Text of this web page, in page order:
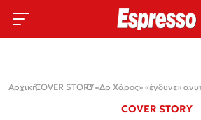
Αρχική›
COVER STORY›
COVER STORY